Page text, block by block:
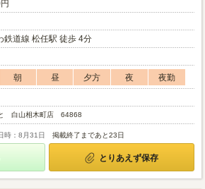
鉄道線 松任駅 徒歩 4分
朝 昼 夕方 夜
夜勤
白山相木町店 64868
時：8月31日 掲載終了まであと23日
とりあえず保存